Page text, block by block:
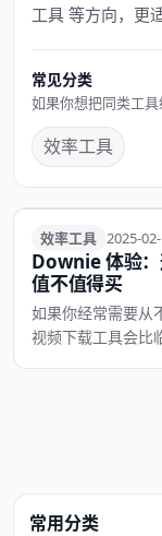
工具 等方向，更
常见分类
如果你想把同类工
效率工具
效率工具
效率工具 2025-
Downie 体验：
值不值得买
如果你经常需要从
视频下载工具会比
常用分类